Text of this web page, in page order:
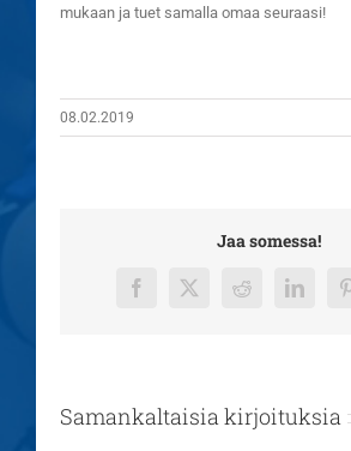
mukaan ja tuet samalla omaa seuraasi!
08.02.2019
Jaa somessa!
Facebook
X Reddit
Samankaltaisia kirjoituksia